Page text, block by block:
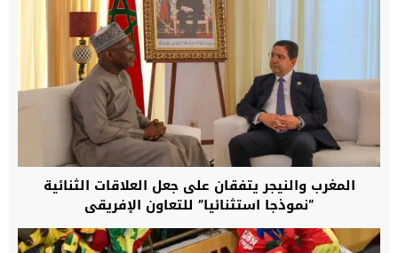
المغرب والنيجر يتفقان على جعل العلاقات الثنائية
“نموذجا استثنائيا” للتعاون الإفريقي